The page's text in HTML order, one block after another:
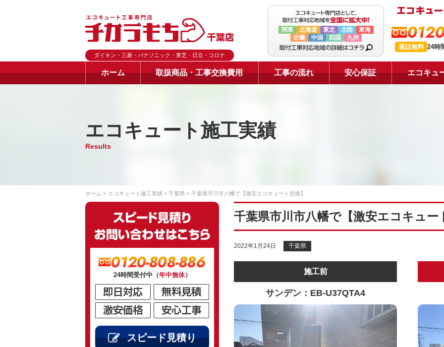
ダイキン・三菱・パナソニック・東芝・日立・コロナ
関東 北海道 東北 北陸
東海
近畿
中国 四国 九州
通話無料 24時
ホーム 取扱商品・工事交換費用 工事の流れ 安心保証 エコキュ
エコキュート施工実績
Results
ホーム エコキュート施工実績 千葉県 千葉県市川市八幡で【激安エコキュート交換】
千葉県市川市八幡で【激安エコキュー
2022年1月24日 千葉県
施工前
サンデン：EB-U37QTA4
0120-808-886
24時間受付中（年中無休）
スピード見積り